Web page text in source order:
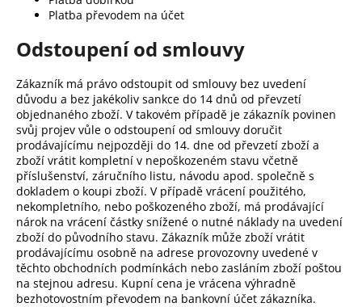
Platba převodem na účet
Odstoupení od smlouvy
Zákazník má právo odstoupit od smlouvy bez uvedení
důvodu a bez jakékoliv sankce do 14 dnů od převzetí
objednaného zboží. V takovém případě je zákazník povinen
svůj projev vůle o odstoupení od smlouvy doručit
prodávajícímu nejpozději do 14. dne od převzetí zboží a
zboží vrátit kompletní v nepoškozeném stavu včetně
příslušenství, záručního listu, návodu apod. společně s
dokladem o koupi zboží. V případě vrácení použitého,
nekompletního, nebo poškozeného zboží, má prodávající
nárok na vrácení částky snížené o nutné náklady na uvedení
zboží do původního stavu. Zákazník může zboží vrátit
prodávajícímu osobně na adrese provozovny uvedené v
těchto obchodních podmínkách nebo zasláním zboží poštou
na stejnou adresu. Kupní cena je vrácena výhradně
bezhotovostním převodem na bankovní účet zákazníka.